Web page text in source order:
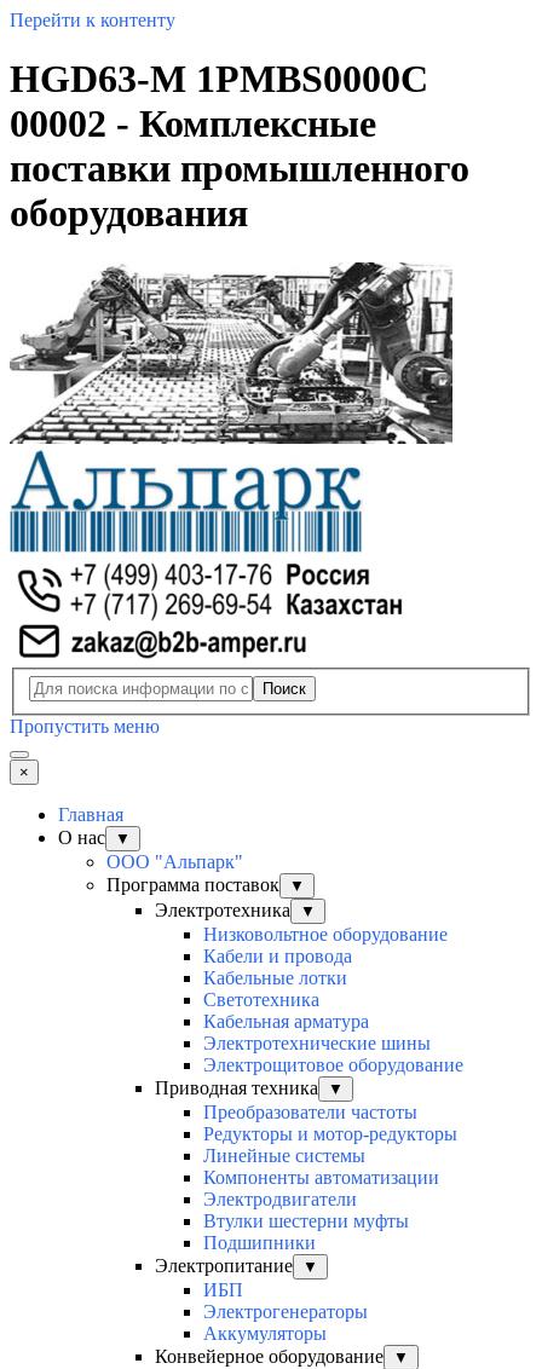
Перейти к контенту
HGD63-M 1PMBS0000C
00002 - Комплексные
поставки промышленного
оборудования
Поиск
Пропустить меню
×
Главная
О нас
▼
ООО "Альпарк"
Программа поставок
▼
Электротехника ▼
Низковольтное оборудование
Кабели и провода
Кабельные лотки
Светотехника
Кабельная арматура
Электротехнические шины
Электрощитовое оборудование
Приводная техника
▼
Преобразователи частоты
Редукторы и мотор-редукторы
Линейные системы
Компоненты автоматизации
Электродвигатели
Втулки шестерни муфты
Подшипники
Электропитание
▼
ИБП
Электрогенераторы
Аккумуляторы
Конвейерное оборудование
▼